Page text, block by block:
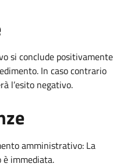
si conclude positivamente
In caso contrario
l’esito negativo.
amministrativo: La
è immediata.